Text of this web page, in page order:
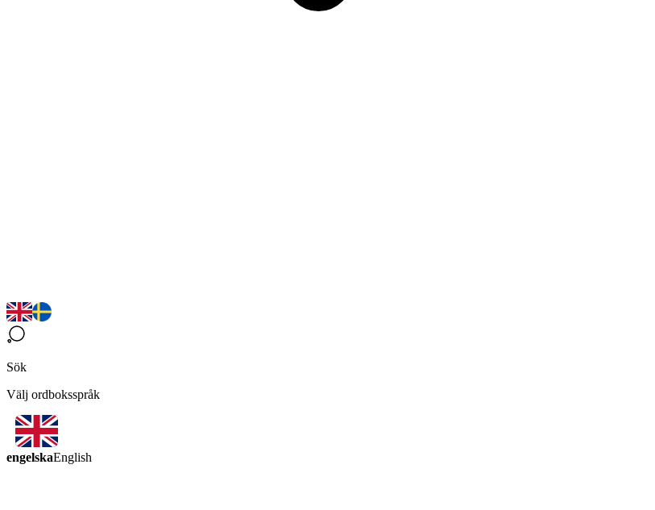
Sök
Välj ordboksspråk
engelskaEnglish